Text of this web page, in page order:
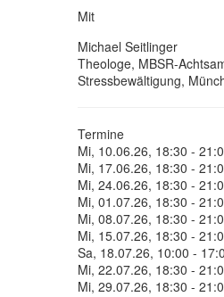
Mit
Michael Seitlinger
Theologe, MBSR-
Stressbewältigung,
Termine
Mi, 10.06.26, 18:30 -
Mi, 17.06.26, 18:30 -
Mi, 24.06.26, 18:30 -
Mi, 01.07.26, 18:30 -
Mi, 08.07.26, 18:30 -
Mi, 15.07.26, 18:30 -
Sa, 18.07.26, 10:00 -
Mi, 22.07.26, 18:30 -
Mi, 29.07.26, 18:30 -